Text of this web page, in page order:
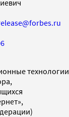
технологии